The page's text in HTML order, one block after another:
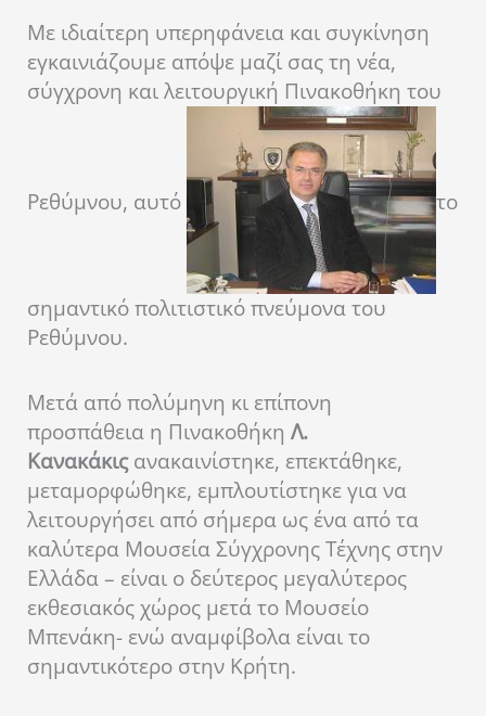
Με ιδιαίτερη υπερηφάνεια και συγκίνηση
εγκαινιάζουμε απόψε μαζί σας τη νέα,
σύγχρονη και λειτουργική Πινακοθήκη του
Ρεθύμνου, αυτό το
σημαντικό πολιτιστικό πνεύμονα του
Ρεθύμνου.
Μετά από πολύμηνη κι επίπονη
προσπάθεια η Πινακοθήκη Λ.
Κανακάκιςανακαινίστηκε, επεκτάθηκε,
μεταμορφώθηκε, εμπλουτίστηκε για να
λειτουργήσει από σήμερα ως ένα από τα
καλύτερα Μουσεία Σύγχρονης Τέχνης στην
Ελλάδα – είναι ο δεύτερος μεγαλύτερος
εκθεσιακός χώρος μετά το Μουσείο
Μπενάκη- ενώ αναμφίβολα είναι το
σημαντικότερο στην Κρήτη.